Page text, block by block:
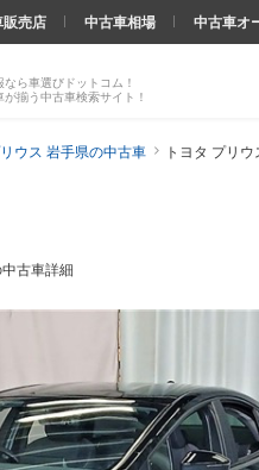
ら車選びドットコム！
揃う中古車検索サイト！
売店 中古車相場 中古車オ
ウス 岩手県の中古車 トヨタ プリ
古車詳細